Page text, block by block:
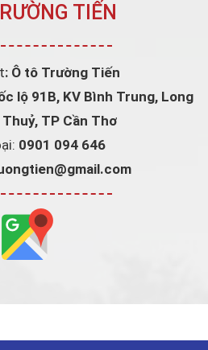
TIẾN
: Ô tô Trường Tiến
lộ 91B, KV Bình Trung, Long
TP Cần Thơ
0901 094 646
@gmail.com